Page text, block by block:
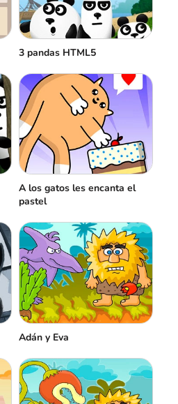
3 pandas HTML5
A los gatos les encanta el
pastel
Adán y Eva